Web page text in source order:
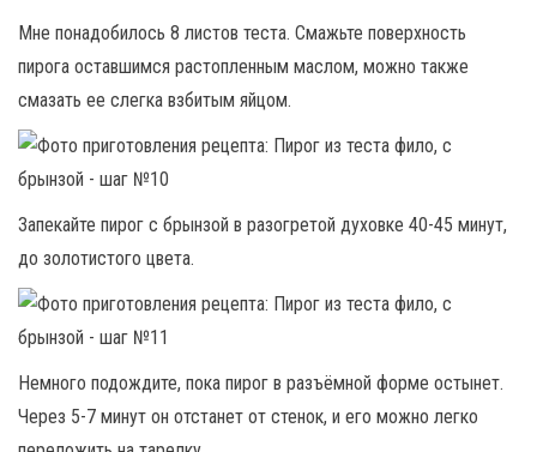
Мне понадобилось 8 листов теста. Смажьте поверхность
пирога оставшимся растопленным маслом, можно также
смазать ее слегка взбитым яйцом.
Запекайте пирог с брынзой в разогретой духовке 40-45 минут,
до золотистого цвета.
Немного подождите, пока пирог в разъёмной форме остынет.
Через 5-7 минут он отстанет от стенок, и его можно легко